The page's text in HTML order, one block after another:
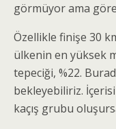
görmüyor ama
Özellikle finişe 30
ülkenin en yüksek
tepeciği, %22.
bekleyebiliriz.
kaçış grubu